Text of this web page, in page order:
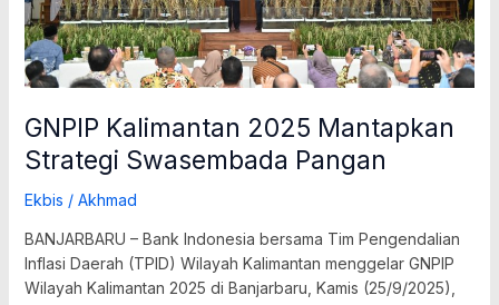
GNPIP Kalimantan 2025 Mantapkan
Strategi Swasembada Pangan
Ekbis / Akhmad
BANJARBARU – Bank Indonesia bersama Tim Pengendalian
Inflasi Daerah (TPID) Wilayah Kalimantan menggelar GNPIP
Wilayah Kalimantan 2025 di Banjarbaru, Kamis (25/9/2025),